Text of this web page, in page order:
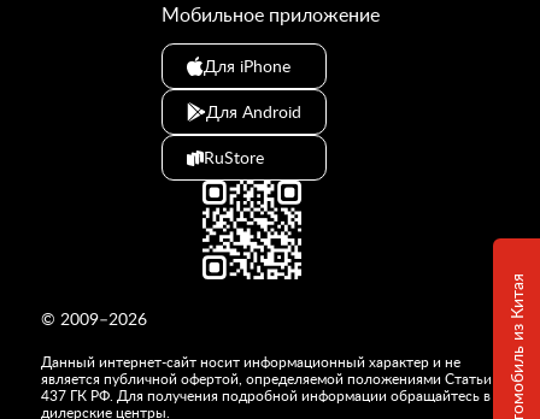
© 2009–2026
Данный интернет-сайт носит информационный характер и не
является публичной офертой, определяемой положениями Статьи
437 ГК РФ. Для получения подробной информации обращайтесь в
дилерские центры.
Мобильное приложение
Для iPhone
Для Android
RuStore